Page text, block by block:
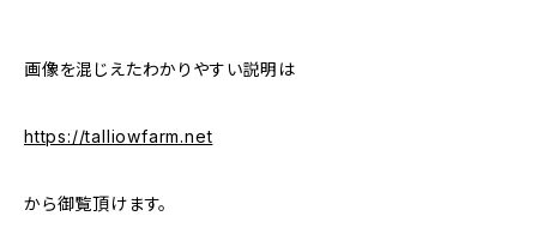
画像を混じえたわかりやすい説明は
https://talliowfarm.net
から御覧頂けます。